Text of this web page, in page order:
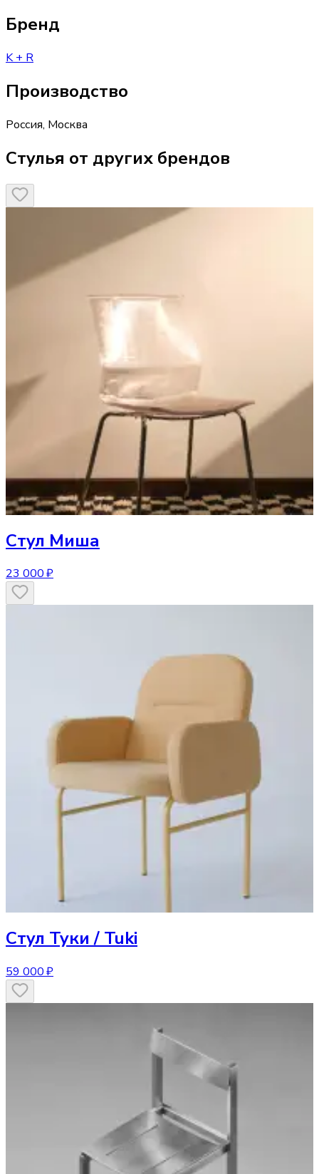
Бренд
K + R
Производство
Россия, Москва
Стулья от других брендов
Стул Миша
23 000 ₽
Стул Туки / Tuki
59 000 ₽